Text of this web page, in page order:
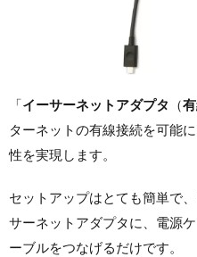
「イーサーネットアダプタ （
ターネットの有線接続を可能
性を実現します。
セットアップはとても簡単で
サーネットアダプタに、電源
ーブルをつなげるだけです。